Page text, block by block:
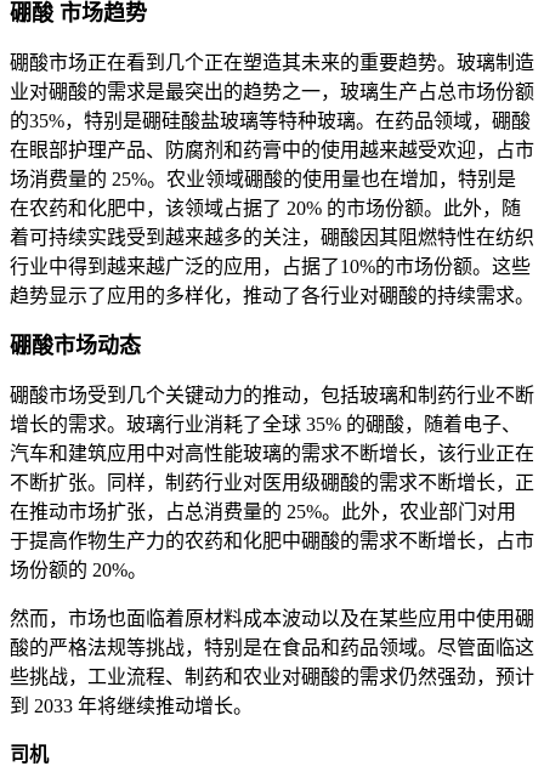
硼酸 市场趋势
硼酸市场正在看到几个正在塑造其未来的重要趋势。玻璃制造
业对硼酸的需求是最突出的趋势之一，玻璃生产占总市场份额
的35%，特别是硼硅酸盐玻璃等特种玻璃。在药品领域，硼酸
在眼部护理产品、防腐剂和药膏中的使用越来越受欢迎，占市
场消费量的 25%。农业领域硼酸的使用量也在增加，特别是
在农药和化肥中，该领域占据了 20% 的市场份额。此外，随
着可持续实践受到越来越多的关注，硼酸因其阻燃特性在纺织
行业中得到越来越广泛的应用，占据了10%的市场份额。这些
趋势显示了应用的多样化，推动了各行业对硼酸的持续需求。
硼酸市场动态
硼酸市场受到几个关键动力的推动，包括玻璃和制药行业不断
增长的需求。玻璃行业消耗了全球 35% 的硼酸，随着电子、
汽车和建筑应用中对高性能玻璃的需求不断增长，该行业正在
不断扩张。同样，制药行业对医用级硼酸的需求不断增长，正
在推动市场扩张，占总消费量的 25%。此外，农业部门对用
于提高作物生产力的农药和化肥中硼酸的需求不断增长，占市
场份额的 20%。
然而，市场也面临着原材料成本波动以及在某些应用中使用硼
酸的严格法规等挑战，特别是在食品和药品领域。尽管面临这
些挑战，工业流程、制药和农业对硼酸的需求仍然强劲，预计
到 2033 年将继续推动增长。
司机